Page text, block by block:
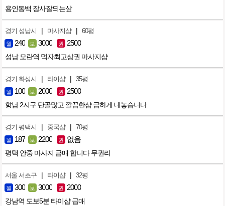
용인동백 장사잘되는샆
경기 성남시 | 마사지샵 | 60평
월 240 보 3000 권 2500
성남 모란역 먹자최고상권 마사지샵
경기 화성시 | 타이샵 | 35평
월 100 보 2000 권 2500
향남 2지구 단골많고 깔끔한샵 급하게 내놓습니다
경기 평택시 | 중국샵 | 70평
월 187 보 2200 권 없음
평택 안중 마사지 급매 합니다 무권리
서울 서초구 | 타이샵 | 32평
월 300 보 3000 권 2000
강남역 도보5분 타이샵 급매